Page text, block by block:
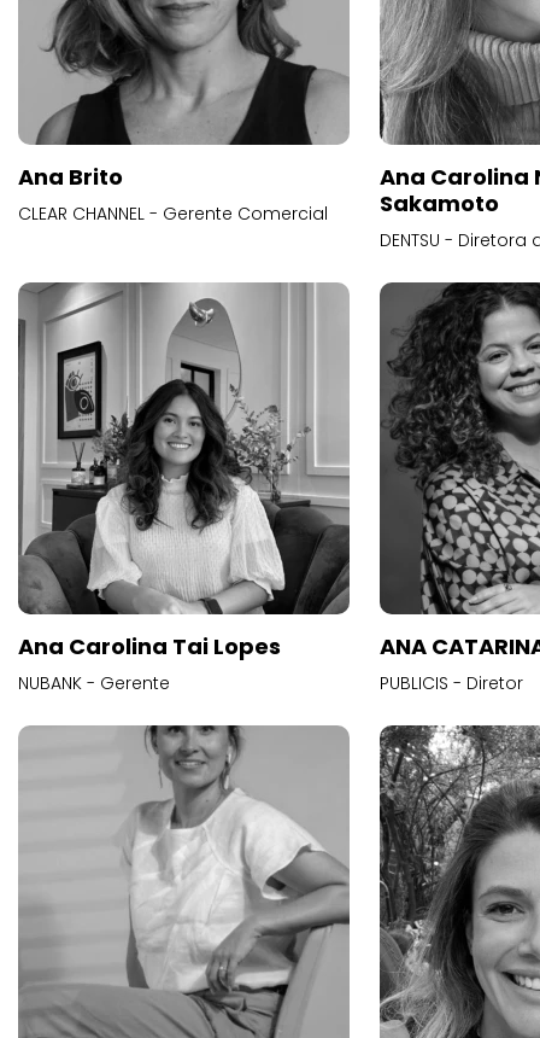
Ana Brito
CLEAR CHANNEL - Gerente Comercial
Ana Carolina
Sakamoto
DENTSU -
Ana Carolina Tai Lopes
NUBANK - Gerente
ANA
PUBLICIS - Diretor